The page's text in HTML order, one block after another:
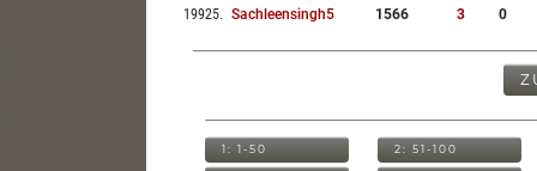
19925. Sachleensingh5 1566 3 0
1: 1-50 2: 51-100